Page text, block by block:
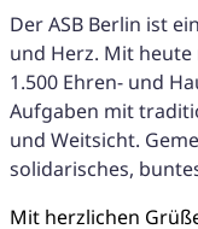
Der ASB Berlin ist
und Herz. Mit
1.500 Ehren- und
Aufgaben mit
und Weitsicht.
solidarisches,
Mit herzlichen